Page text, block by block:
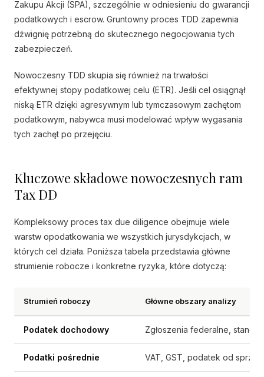
Zakupu Akcji (SPA), szczególnie w odniesieniu do gwarancji
podatkowych i escrow. Gruntowny proces TDD zapewnia
dźwignię potrzebną do skutecznego negocjowania tych
zabezpieczeń.
Nowoczesny TDD skupia się również na trwałości
efektywnej stopy podatkowej celu (ETR). Jeśli cel osiągnął
niską ETR dzięki agresywnym lub tymczasowym zachętom
podatkowym, nabywca musi modelować wpływ wygasania
tych zachęt po przejęciu.
Kluczowe składowe nowoczesnych ram
Tax DD
Kompleksowy proces tax due diligence obejmuje wiele
warstw opodatkowania we wszystkich jurysdykcjach, w
których cel działa. Poniższa tabela przedstawia główne
strumienie robocze i konkretne ryzyka, które dotyczą:
Strumień roboczy Główne obszary analizy
Podatek dochodowy Zgłoszenia federalne,
Podatki pośrednie VAT, GST, podatek od